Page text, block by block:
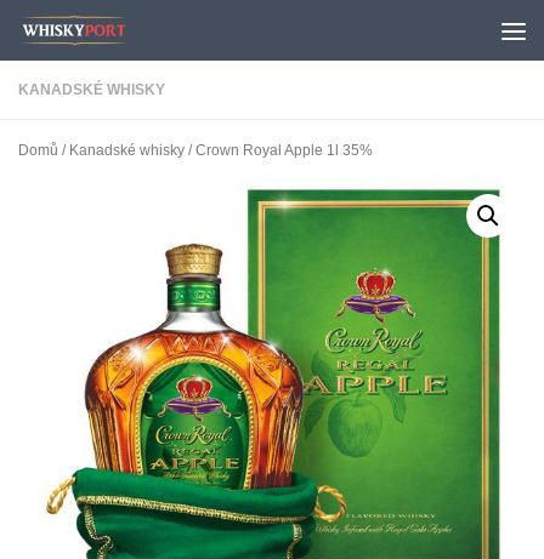
Skip to content
KANADSKÉ WHISKY
Domů / Kanadské whisky / Crown Royal Apple 1l 35%